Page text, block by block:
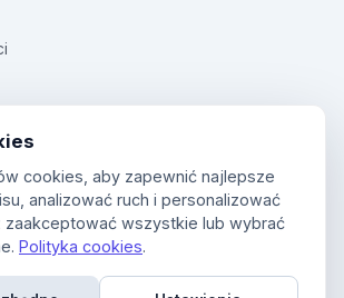
cookies, aby zapewnić najlepsze
analizować ruch i personalizować
zaakceptować wszystkie lub wybrać
Polityka cookies.